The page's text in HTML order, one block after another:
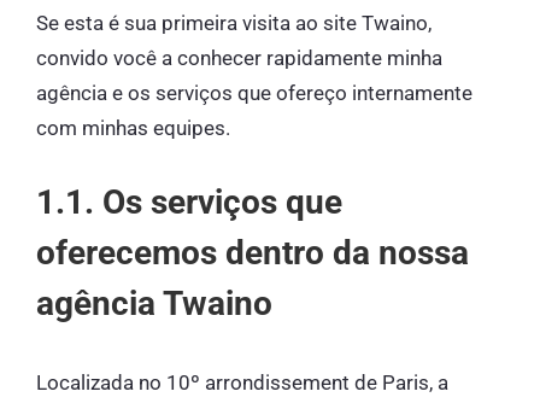
Se esta é sua primeira visita ao site Twaino,
convido você a conhecer rapidamente minha
agência e os serviços que ofereço internamente
com minhas equipes.
1.1. Os serviços que
oferecemos dentro da nossa
agência Twaino
Localizada no 10º arrondissement de Paris, a